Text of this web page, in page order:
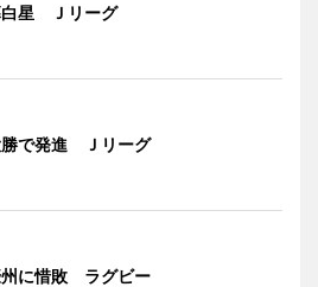
白星 Ｊリーグ
勝で発進 Ｊリーグ
州に惜敗 ラグビー